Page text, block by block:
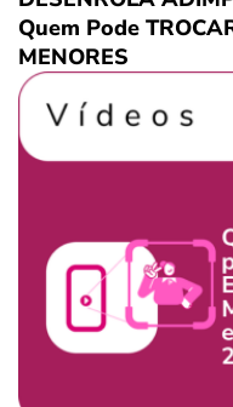
Quem Pode
MENORES